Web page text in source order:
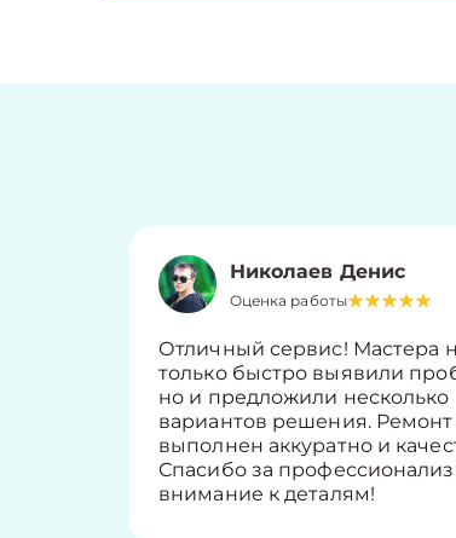
Николаев Денис
Оценка работы
Отличный сервис! Мастера
только быстро выявили
но и предложили несколько
вариантов решения.
выполнен аккуратно и
Спасибо за
внимание к деталям!